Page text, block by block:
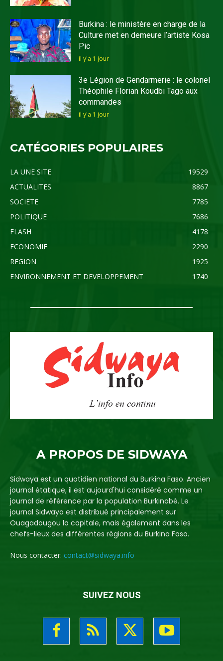
Burkina : le ministère en charge de la
Culture met en demeure l’artiste Kosa
Pic
il y'a 1 jour
3e Légion de Gendarmerie : le colonel
Théophile Florian Koudbi Tago aux
commandes
il y'a 1 jour
CATÉGORIES POPULAIRES
LA UNE SITE
19529
ACTUALITES
8867
SOCIETE
7785
POLITIQUE
7686
FLASH
4178
ECONOMIE
2290
REGION
1925
ENVIRONNEMENT ET DEVELOPPEMENT
1740
A PROPOS DE SIDWAYA
Sidwaya est un quotidien national du Burkina Faso. Ancien
journal étatique, il est aujourd'hui considéré comme un
journal de référence par la population Burkinabè. Le
journal Sidwaya est distribué principalement sur
Ouagadougou la capitale, mais également dans les
chefs-lieux des différentes régions du Burkina Faso.
Nous contacter: contact@sidwaya.info
SUIVEZ NOUS